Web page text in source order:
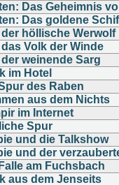
Das Geheimnis
Das goldene
höllische Werwolf
Volk der Winde
weinende Sarg
im Hotel
des Raben
aus dem Nichts
im Internet
Spur
und die Talkshow
und der
am Fuchsbach
aus dem Jenseits